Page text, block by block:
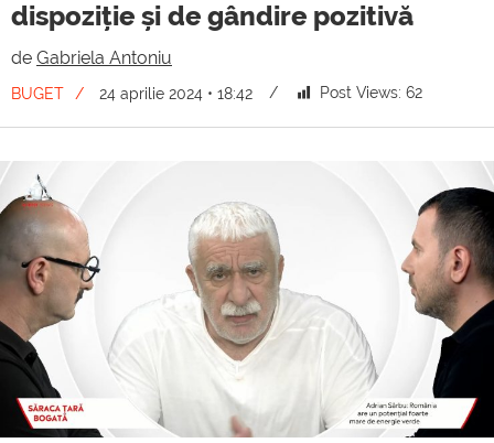
dispoziție și de gândire pozitivă
de Gabriela Antoniu
BUGET 24 aprilie 2024 • 18:42 Post Views: 62